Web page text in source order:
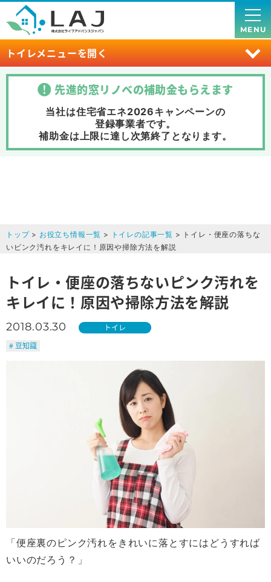
トイレメニューを開く
MENU
先進的窓リノベの補助金もらえます
当社は住宅省エネ2026キャンペーンの
登録事業者です。
補助金は上限に達し次第終了 となります。
トップ> お役立ち情報一覧 > トイレの記事一覧 > トイレ・便座の落ちな
いピンク汚れをキレイに！原因や掃除方法を解説
トイレ・便座の落ちないピンク汚れを
キレイに！原因や掃除方法を解説
2018.03.30
トイレ
# 豆知識
「便座裏のピンク汚れをきれいに落とすにはどうすれば
いいのだろう？」